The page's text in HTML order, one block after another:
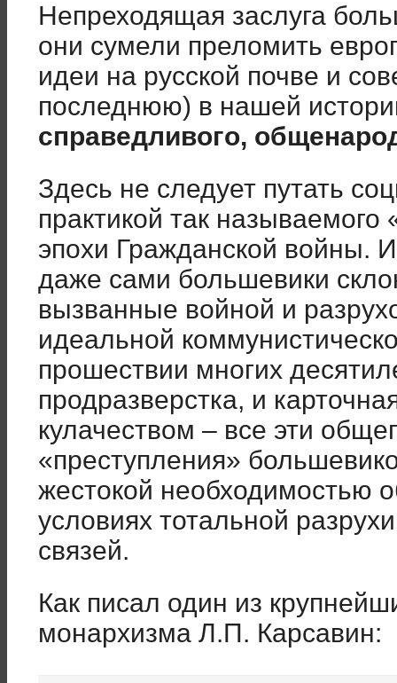
Непреходящая заслуга
они сумели преломить
идеи на русской почве и
последнюю) в нашей
справедливого,
Здесь не следует путать
практикой так
эпохи Гражданской войны.
даже сами большевики
вызванные войной и
идеальной
прошествии многих
продразверстка, и
кулачеством – все эти
«преступления»
жестокой необходимостью
условиях тотальной
связей.
Как писал один из
монархизма Л.П. Карсавин: